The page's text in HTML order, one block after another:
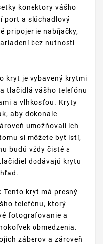
konektory vášho
port a slúchadlový
pripojenie nabíjačky,
bez nutnosti
kryt je vybavený krytmi
tlačidlá vášho telefónu
a vlhkosťou. Kryty
aby dokonale
umožňovali ich
si môžete byť istí,
budú vždy čisté a
dodávajú krytu
Tento kryt má presný
telefónu, ktorý
fotografovanie a
obmedzenia.
záberov a zároveň